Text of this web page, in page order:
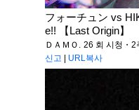
フォーチュン vs
e!! 【Last Origin】
ＤＡＭＯ. 26 회 시청・2
신고
URL복사